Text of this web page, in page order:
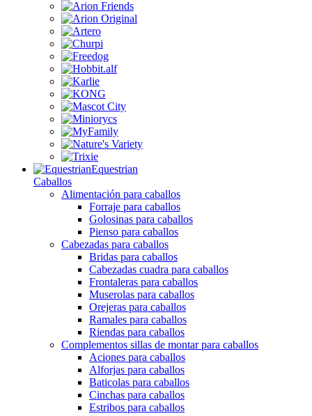
Equestrian
Caballos
Alimentación para caballos
Forraje para caballos
Golosinas para caballos
Pienso para caballos
Cabezadas para caballos
Bridas para caballos
Cabezadas cuadra para caballos
Frontaleras para caballos
Muserolas para caballos
Orejeras para caballos
Ramales para caballos
Riendas para caballos
Complementos sillas de montar para caballos
Aciones para caballos
Alforjas para caballos
Baticolas para caballos
Cinchas para caballos
Estribos para caballos